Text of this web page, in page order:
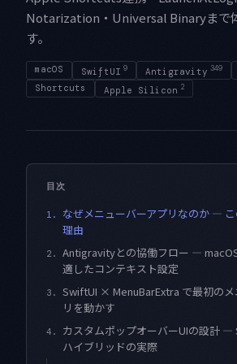
Notarization・Universal Binaryまで
す。
macOS SwiftUI 9 Antigravity 349
Shortcuts
Apple Silicon 2
目次
1.
なぜメニューバーアプリなのか — こ
理由
2.
Antigravityとの協働フロー —
適したコンテキスト設定
3.
SwiftUI × MenuBarExtra で最初のメ
リを動かす
4.
カスタムポップオーバーUIの設計
ハイブリッドの実際